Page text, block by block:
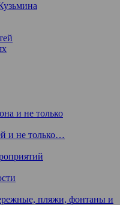
и не только
и не только…
пляжи, фонтаны и